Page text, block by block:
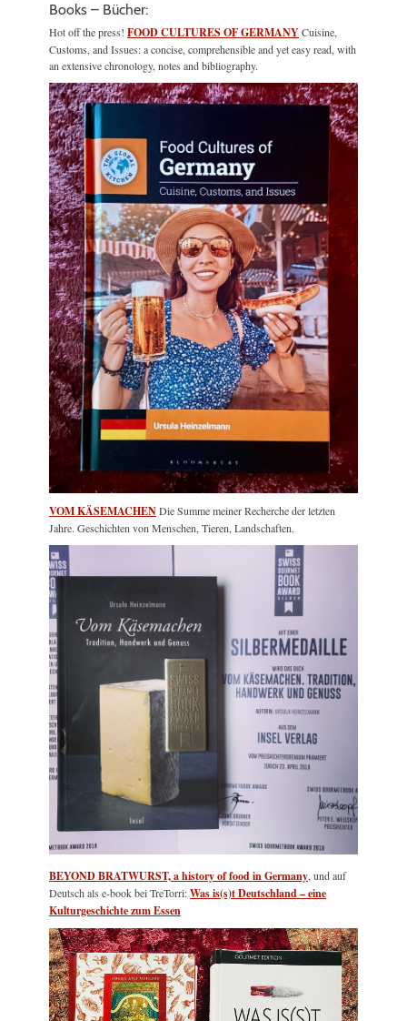
Books – Bücher:
Hot off the press! FOOD CULTURES OF GERMANYCuisine,
Customs, and Issues: a concise, comprehensible and yet easy read, with
an extensive chronology, notes and bibliography.
VOM KÄSEMACHENDie Summe meiner Recherche der letzten
Jahre. Geschichten von Menschen, Tieren, Landschaften.
BEYOND BRATWURST, a history of food in Germany, und auf
Deutsch als e-book bei TreTorri:Was is(s)t Deutschland – eine
Kulturgeschichte zum Essen